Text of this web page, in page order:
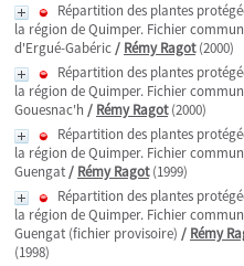
Répartition des plantes
la région de Quimper. Fichier
d'Ergué-Gabéric/ Rémy Ragot(2000)
Répartition des plantes
la région de Quimper. Fichier
Gouesnac'h / Rémy Ragot(2000)
Répartition des plantes
la région de Quimper. Fichier
Guengat/ Rémy Ragot(1999)
Répartition des plantes
la région de Quimper. Fichier
Guengat (fichier provisoire) / Rémy
(1998)